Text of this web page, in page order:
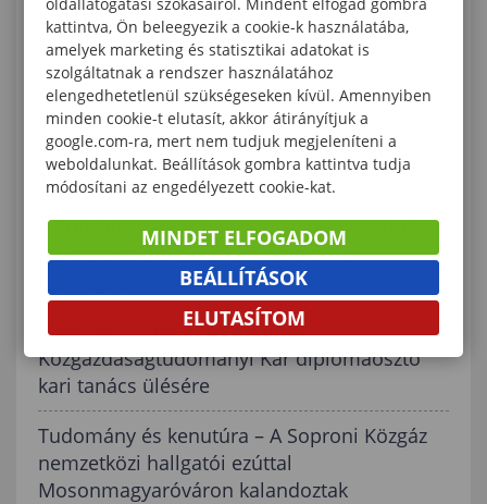
Diplomaosztó Kari Tanácsülés a Soproni
Egyetem Lámfalussy Sándor
Közgazdaságtudományi Karán
„Az Év PR Oktatója” díj jelöltjei között a
Soproni Egyetem adjunktusa, Dr. Pirger
Tamás
A Soproni Közgáz hallgatója Nagyváradon
mutathatta be tudományos diákköri
Meghívó a Lámfalussy Sándor
Közgazdaságtudományi Kar diplomaosztó
kari tanács ülésére
Tudomány és kenutúra – A Soproni Közgáz
nemzetközi hallgatói ezúttal
Mosonmagyaróváron kalandoztak
kattintva, Ön beleegyezik a cookie-k használatába,
amelyek marketing és statisztikai adatokat is
szolgáltatnak a rendszer használatához
elengedhetetlenül szükségeseken kívül. Amennyiben
minden cookie-t elutasít, akkor átirányítjuk a
google.com-ra, mert nem tudjuk megjeleníteni a
weboldalunkat. Beállítások gombra kattintva tudja
módosítani az engedélyezett cookie-kat.
MINDET ELFOGADOM
BEÁLLÍTÁSOK
ELUTASÍTOM